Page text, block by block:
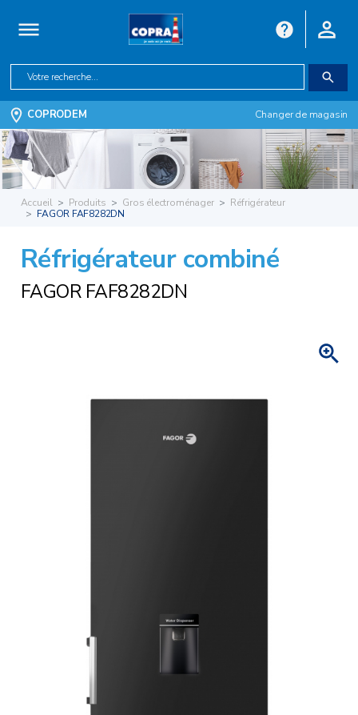
COPRODEM Changer de magasin
Accueil Produits Gros électroménager
Réfrigérateur
FAGOR FAF8282DN
Réfrigérateur combiné
FAGOR FAF8282DN